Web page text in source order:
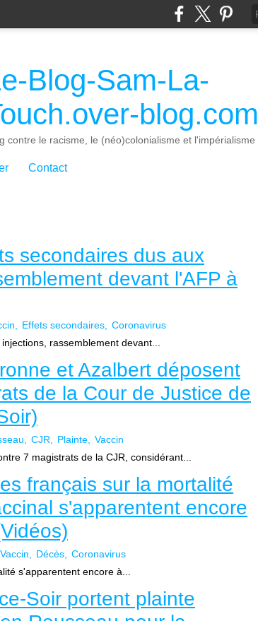
Blog-Sam-La-
blog.com
contre le racisme, le (néo)colonialisme et l'impérialisme
Contact
secondaires dus aux
devant l'AFP à
Effets secondaires
Coronavirus
rassemblement devant...
et Azalbert déposent
de la Cour de Justice de
CJR Plainte
Vaccin
7 magistrats de la CJR, considérant...
français sur la mortalité
s'apparentent encore
Vaccin Décès
Coronavirus
s'apparentent encore à...
Soir portent plainte